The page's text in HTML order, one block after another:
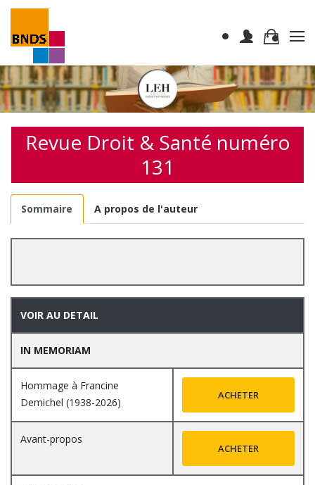
Revue Droit & Santé numéro
131
Sommaire A propos de l'auteur
VOIR AU DETAIL
IN MEMORIAM
Hommage à Francine
Demichel (1938-2026)
ACHETER
Avant-propos
ACHETER